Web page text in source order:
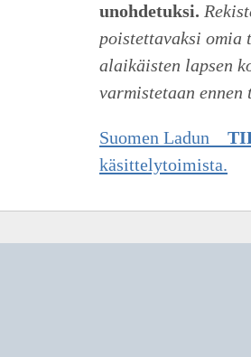
unohdetuksi.
poistettavaksi omia
alaikäisten lapsen
varmistetaan
Suomen Ladun
käsittelytoimista.